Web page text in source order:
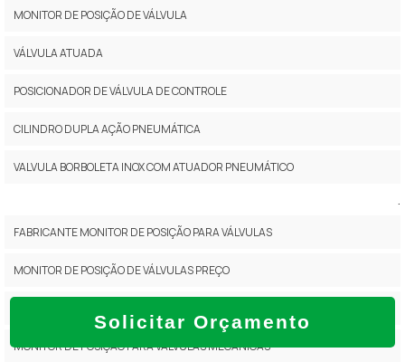
Solicitar Orçamento
MONITOR DE POSIÇÃO DE VÁLVULA
VÁLVULA ATUADA
POSICIONADOR DE VÁLVULA DE CONTROLE
CILINDRO DUPLA AÇÃO PNEUMÁTICA
VALVULA BORBOLETA INOX COM ATUADOR PNEUMÁTICO
.
FABRICANTE MONITOR DE POSIÇÃO PARA VÁLVULAS
MONITOR DE POSIÇÃO DE VÁLVULAS PREÇO
MONITOR DE POSIÇÃO PARA VÁLVULAS MECÂNICAS